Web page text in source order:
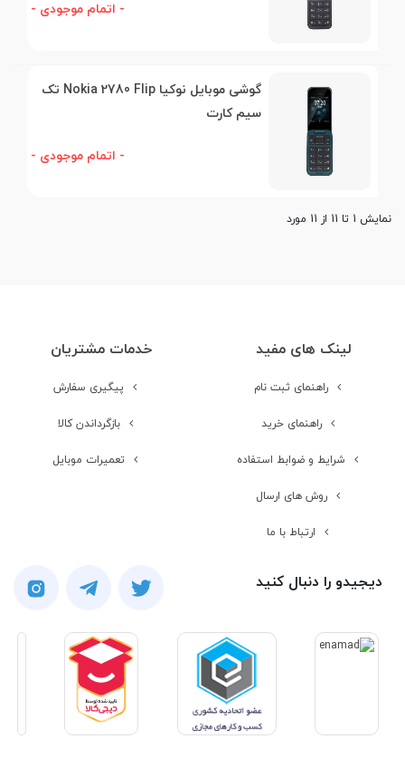
- اتمام موجودی -
گوشی موبایل نوکیا Nokia 2780 Flip تک
سیم کارت
- اتمام موجودی -
نمایش 1 تا 11 از 11 مورد
لینک های مفید
راهنمای ثبت نام
راهنمای خرید
شرایط و ضوابط استفاده
روش های ارسال
ارتباط با ما
خدمات مشتریان
پیگیری سفارش
بازگرداندن کالا
تعمیرات موبایل
دیجیدو را دنبال کنید